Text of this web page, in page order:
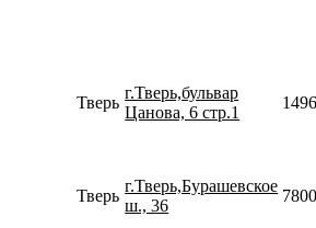
Тверь
г.Тверь,бульвар
Цанова, 6 стр.1
Тверь
г.Тверь,Бурашевское
ш., 36